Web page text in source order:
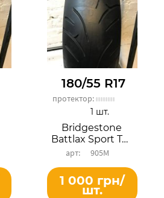
180/55 R17
протектор:
Bridgestone
Battlax Sport Touring BT023R
905М
1 шт.
1 000 грн/
шт.